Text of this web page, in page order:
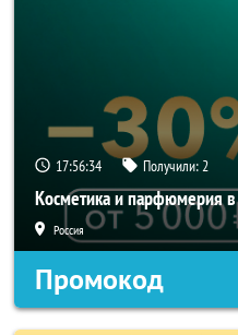
17:56:32 Получили:2
Косметика и парфюмерия
Россия
Промокод